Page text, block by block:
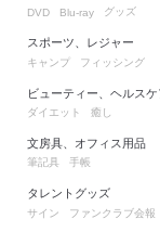
DVD Blu-ray グッズ
スポーツ、レジャー
キャンプ フィッシング
ビューティー、ヘルスケ
ダイエット 癒し
文房具、オフィス用品
筆記具 手帳
タレントグッズ
サイン ファンクラブ会報